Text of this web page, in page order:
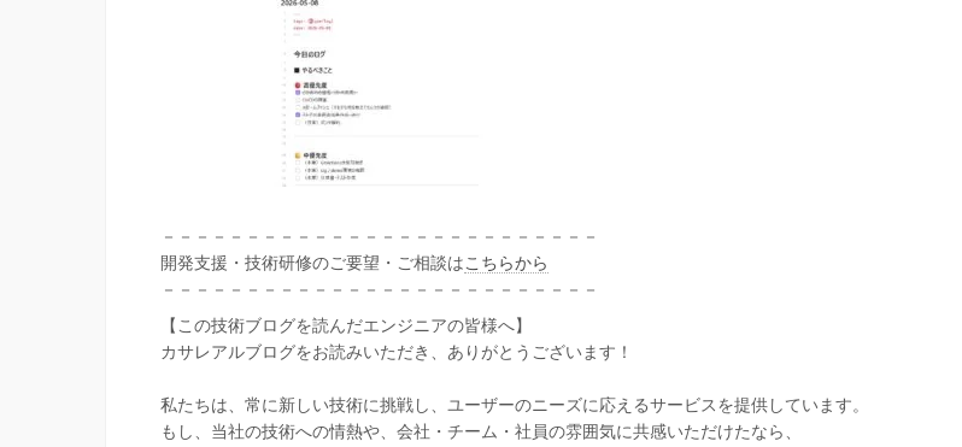
－－－－－－－－－－－－－－－－－－－－－－－－－－
開発支援・技術研修のご要望・ご相談はこちらから
－－－－－－－－－－－－－－－－－－－－－－－－－－
【この技術ブログを読んだエンジニアの皆様へ】
カサレアルブログをお読みいただき、ありがとうございます！
私たちは、常に新しい技術に挑戦し、ユーザーのニーズに応えるサービスを提供しています。
もし、当社の技術への情熱や、会社・チーム・社員の雰囲気に共感いただけたなら、